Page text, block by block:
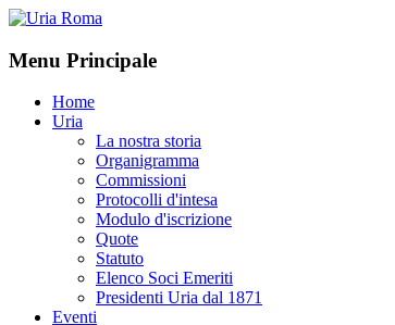
Menu Principale
Home
Uria
La nostra storia
Organigramma
Commissioni
Protocolli d'intesa
Modulo d'iscrizione
Quote
Statuto
Elenco Soci Emeriti
Presidenti Uria dal 1871
Eventi